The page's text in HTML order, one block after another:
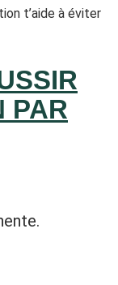
t’aide à éviter
PAR